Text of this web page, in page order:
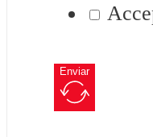
Enviar